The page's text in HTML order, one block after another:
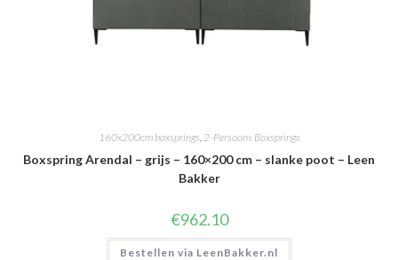
160x200cm boxsprings,2-Persoons Boxsprings
Boxspring Arendal – grijs – 160×200 cm – slanke poot – Leen
Bakker
€962.10
Bestellen via LeenBakker.nl